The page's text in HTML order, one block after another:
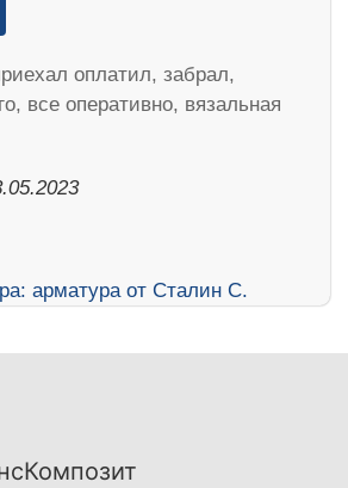
оплатил, забрал,
все оперативно, вязальная